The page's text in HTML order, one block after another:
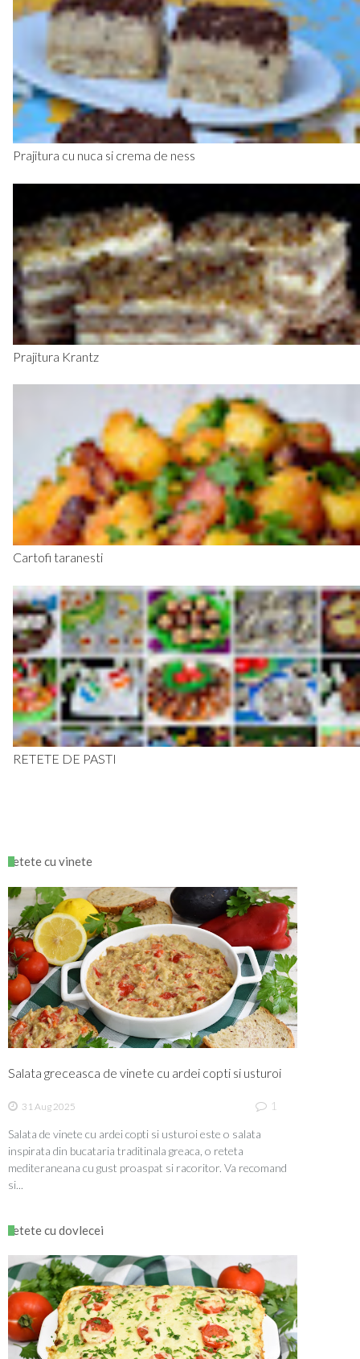
Prajitura cu nuca si crema de ness
Prajitura Krantz
Cartofi taranesti
RETETE DE PASTI
retete cu vinete
Salata greceasca de vinete cu ardei copti si usturoi
31 Aug 2025 1
Salata de vinete cu ardei copti si usturoi este o salata
inspirata din bucataria traditinala greaca, o reteta
mediteraneana cu gust proaspat si racoritor. Va recomand
si...
retete cu dovlecei